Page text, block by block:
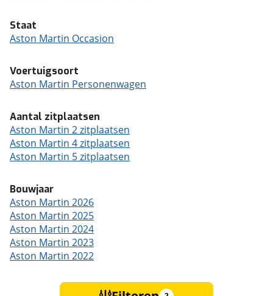
Staat
Aston Martin Occasion
Voertuigsoort
Aston Martin Personenwagen
Aantal zitplaatsen
Aston Martin 2 zitplaatsen
Aston Martin 4 zitplaatsen
Aston Martin 5 zitplaatsen
Bouwjaar
Aston Martin 2026
Aston Martin 2025
Aston Martin 2024
Aston Martin 2023
Aston Martin 2022